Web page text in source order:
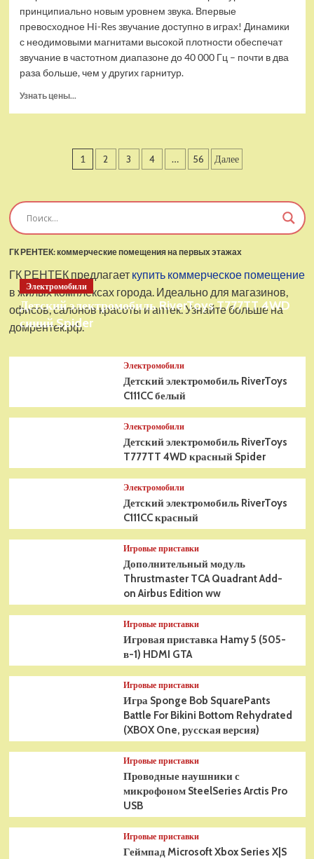
принципиально новым уровнем звука. Впервые
превосходное Hi-Res звучание доступно в играх! Динамики
с неодимовыми магнитами высокой плотности обеспечат
звучание в частотном диапазоне до 40 000 Гц – почти в два
раза больше, чем у других гарнитур.
Узнать цены...
наушники
Arctis
Пагинация
1 2 3 4 … 56 Далее
ГК РЕНТЕК: коммерческие помещения на первых этажах
ГК РЕНТЕК предлагает купить коммерческое помещение
в жилых комплексах города. Идеально для магазинов,
офисов, салонов красоты и аптек. Узнайте больше на
домрентек.рф.
Электромобили
Детский электромобиль RiverToys T777TT 4WD
синий Spider
Электромобили
Детский электромобиль RiverToys
C111CC белый
Электромобили
Детский электромобиль RiverToys
T777TT 4WD красный Spider
Электромобили
Детский электромобиль RiverToys
C111CC красный
Игровые приставки
Дополнительный модуль
Thrustmaster TCA Quadrant Add-
on Airbus Edition ww
Игровые приставки
Игровая приставка Hamy 5 (505-
в-1) HDMI GTA
Игровые приставки
Игра Sponge Bob SquarePants
Battle For Bikini Bottom Rehydrated
(XBOX One, русская версия)
Игровые приставки
Проводные наушники с
микрофоном SteelSeries Arctis Pro
USB
Игровые приставки
Геймпад Microsoft Xbox Series X|S